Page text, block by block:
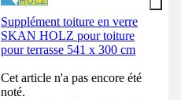
Supplément toiture en verre
SKAN HOLZ pour toiture
pour terrasse 541 x 300 cm
Cet article n'a pas encore été
noté.